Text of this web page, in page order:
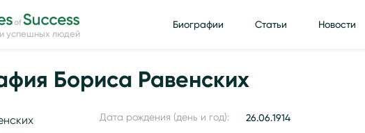
успешных людей
Биографии Статьи Новости
Бориса Равенских
Дата рождения (день и год): 26.06.1914